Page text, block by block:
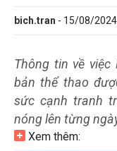
bich.tran - 15/08/2024
Thông tin về việc
bản thể thao
sức cạnh tranh
nóng lên từng
Xem thêm: